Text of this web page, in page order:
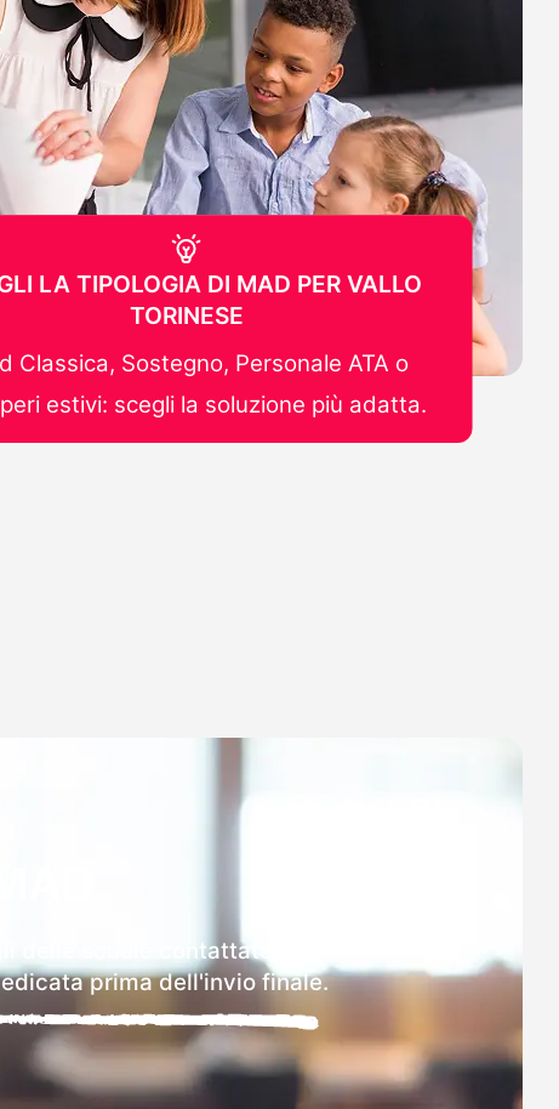
LA TIPOLOGIA DI MAD PER VALLO
TORINESE
Classica, Sostegno, Personale ATA o
estivi: scegli la soluzione più adatta.
delle scuole contattate.
prima dell'invio finale.